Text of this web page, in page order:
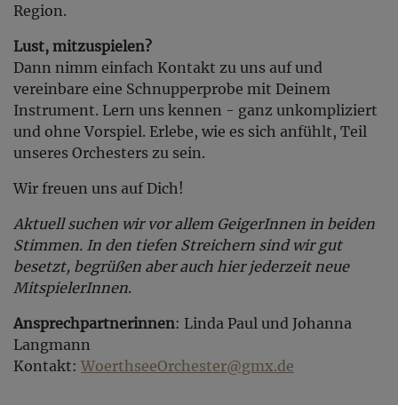
Region.
Lust, mitzuspielen?
Dann nimm einfach Kontakt zu uns auf und
vereinbare eine Schnupperprobe mit Deinem
Instrument. Lern uns kennen - ganz unkompliziert
und ohne Vorspiel. Erlebe, wie es sich anfühlt, Teil
unseres Orchesters zu sein.
Wir freuen uns auf Dich!
Aktuell suchen wir vor allem GeigerInnen in beiden
Stimmen. In den tiefen Streichern sind wir gut
besetzt, begrüßen aber auch hier jederzeit neue
MitspielerInnen.
Ansprechpartnerinnen: Linda Paul und Johanna
Langmann
Kontakt: WoerthseeOrchester@gmx.de